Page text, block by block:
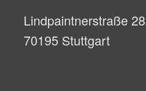
Lindpaintnerstraße 28
70195 Stuttgart